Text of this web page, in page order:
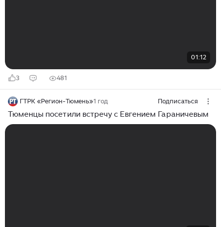
01:12
3 481
ГТРК «Регион-Тюмень»1 год Подписаться
Тюменцы посетили встречу с Евгением Гараничевым